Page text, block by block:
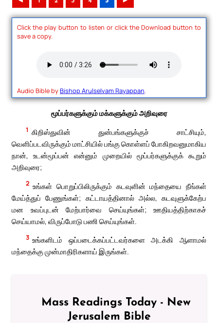
Click the play button to listen or click the Download button to
save a copy.
Audio Bible byBishop Arulselvam Rayappan.
மூப்பர்களுக்கும் மக்களுக்கும் அறிவுரை
1 கிறிஸ்துவின் துன்பங்களுக்குச் சாட்சியும்,
வெளிப்படவிருக்கும் மாட்சியில் பங்கு கொள்ளப் போகிறவனுமாகிய
நான், உடன்மூப்பன் என்னும் முறையில் மூப்பர்களுக்குக் கூறும்
அறிவுரை;
2 உங்கள் பொறுப்பிலிருக்கும் கடவுளின் மந்தையை நீங்கள்
மேய்த்துப் பேணுங்கள்; கட்டாயத்தினால் அல்ல, கடவுளுக்கேற்ப
மன உவப்புடன் மேற்பார்வை செய்யுங்கள்; ஊதியத்திற்காகச்
செய்யாமல், விருப்போடு பணி செய்யுங்கள்.
3 உங்களிடம் ஒப்படைக்கப்பட்டவர்களை அடக்கி ஆளாமல்
மந்தைக்கு முன்மாதிரிகளாய் இருங்கள்.
Mass Readings Today - New
Jerusalem Bible